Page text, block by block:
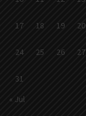
17 18 19 20
24 25 26 27
31
« Jul